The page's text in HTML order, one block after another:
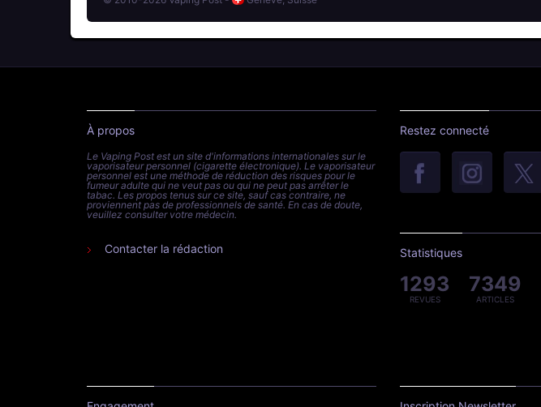
À propos
Le Vaping Post est un site d'informations internationales sur le
vaporisateur personnel (cigarette électronique). Le vaporisateur
personnel est une méthode de réduction des risques pour le
fumeur adulte qui ne veut pas ou qui ne peut pas arrêter le
tabac. Les propos tenus sur ce site, sauf cas contraire, ne
proviennent pas de professionnels de santé. En cas de doute,
veuillez consulter votre médecin.
Contacter la rédaction
Restez connecté
Statistiques
1293
REVUES
7349
ARTICLES